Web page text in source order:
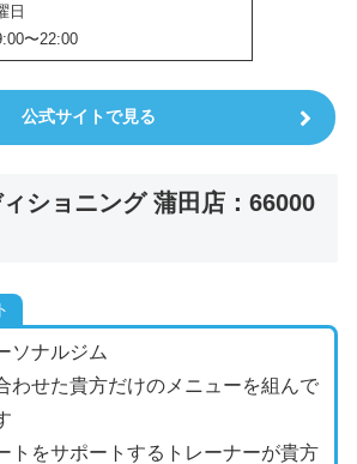
日
〜22:00
公式サイトで見る
ショニング 蒲田店：66000
ソナルジム
わせた貴方だけのメニューを組んで
トをサポートするトレーナーが貴方